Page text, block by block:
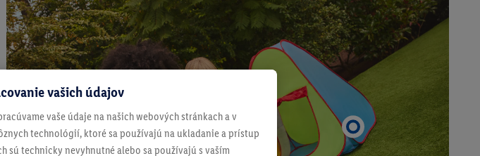
vašich údajov
vaše údaje na našich webových stránkach a v
technológií, ktoré sa používajú na ukladanie a prístup
sú technicky nevyhnutné alebo sa používajú s vaším